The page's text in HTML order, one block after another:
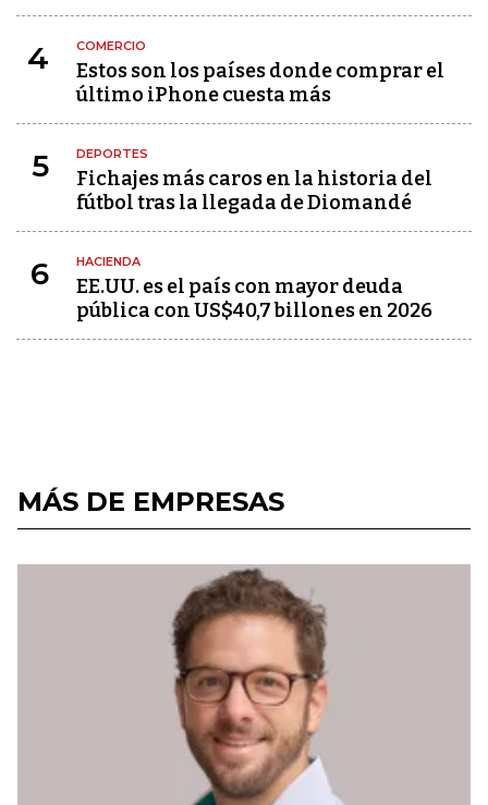
4 COMERCIO
Estos son los países donde comprar el
último iPhone cuesta más
5 DEPORTES
Fichajes más caros en la historia del
fútbol tras la llegada de Diomandé
6 HACIENDA
EE.UU. es el país con mayor deuda
pública con US$40,7 billones en 2026
MÁS DE EMPRESAS